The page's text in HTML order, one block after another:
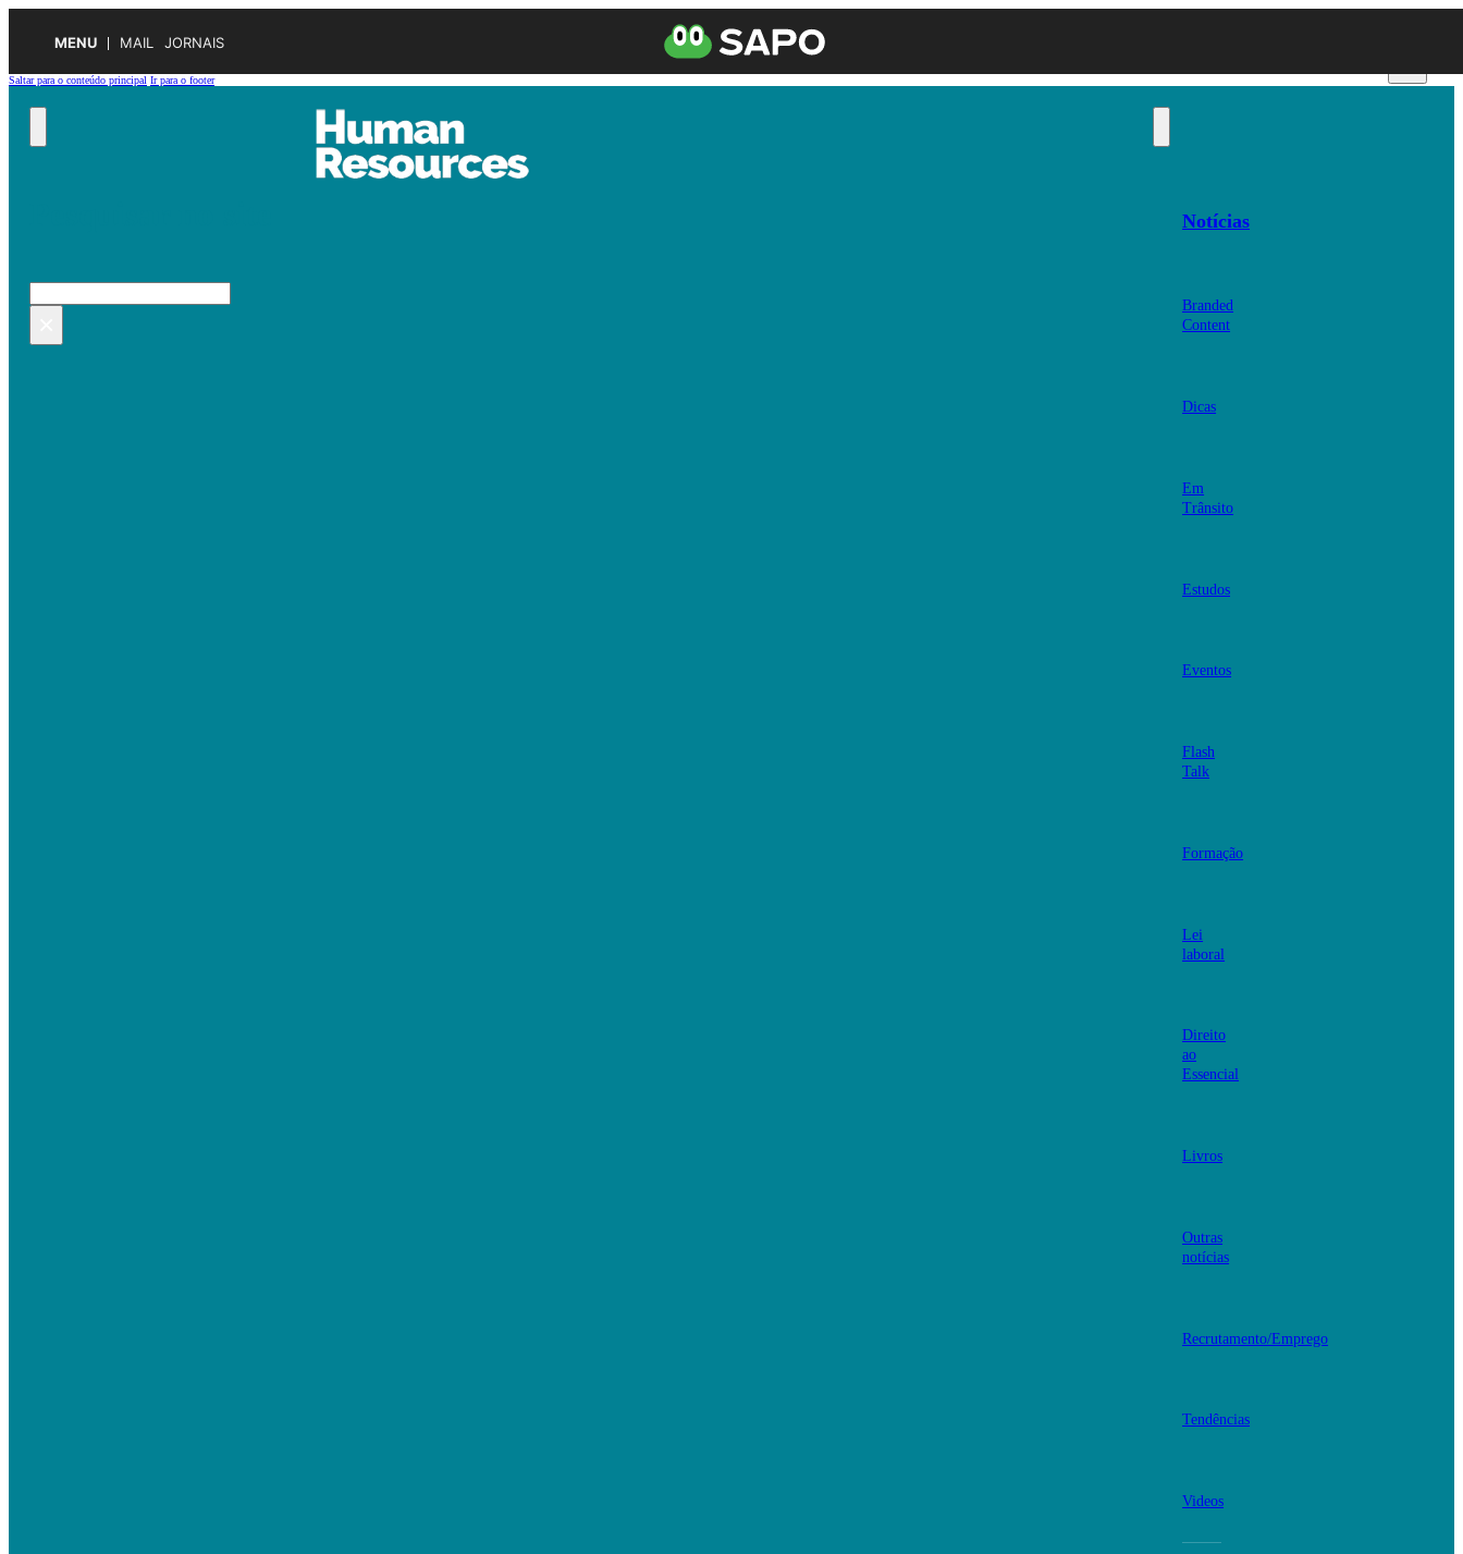
MENU MAIL JORNAIS
Saltar para o conteúdo principal Ir para o footer
Pesquisar
Notícias
Branded
Content
Dicas
Em
Trânsito
Estudos
Eventos
Flash
Talk
Formação
Lei
laboral
Direito
ao
Essencial
Livros
Outras
notícias
Recrutamento/Emprego
Tendências
Videos